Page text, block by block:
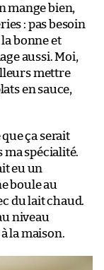
mange bien,
: pas besoin
bonne et
aussi. Moi,
mettre
en sauce,
que ça serait
ma spécialité.
eu un
boule au
du lait chaud.
niveau
la maison.